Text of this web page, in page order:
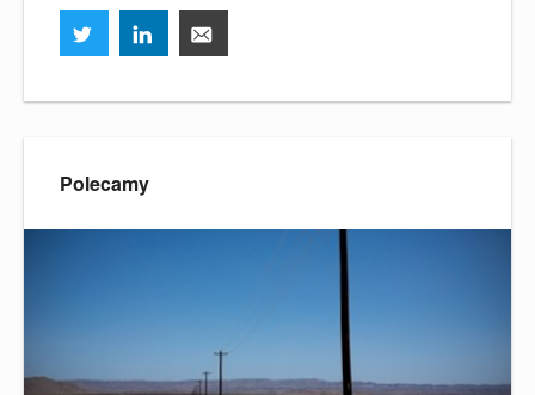
Polecamy